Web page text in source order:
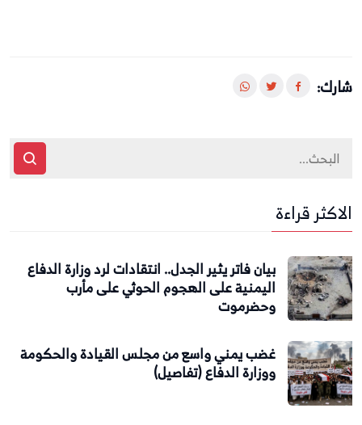
شارك:
الاكثر قراءة
بيان فاتر يثير الجدل.. انتقادات لرد وزارة الدفاع
اليمنية على الهجوم الحوثي على مأرب
وحضرموت
غضب يمني واسع من مجلس القيادة والحكومة
ووزارة الدفاع (تفاصيل)